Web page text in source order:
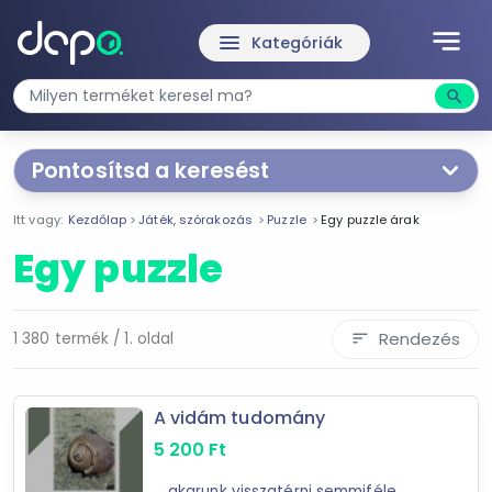
notes
menu Kategóriák
search
Pontosítsd a keresést
Segítünk a keresésben!
Válaszd ki a jellemzőketTe magad!
Ár szűrése
247 Ft 4 149 999 Ft
-
Itt vagy: Kezdőlap Játék, szórakozás Puzzle Egy puzzle árak
Egy puzzle
1 380 termék / 1. oldal sort Rendezés
A vidám tudomány
5 200 Ft